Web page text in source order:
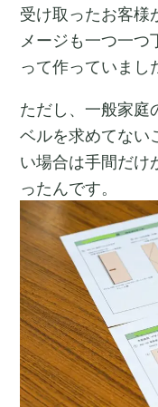
受け取ったお客様
メージも一つ一つ
って作っていまし
ただし、一般家庭
ベルを求めてない
い場合は手間だけ
ったんです。